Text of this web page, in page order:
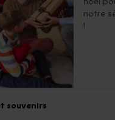
notre
!
souvenirs